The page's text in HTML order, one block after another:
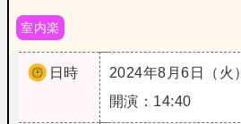
室内楽
日時
2024年8月6日（火）
開演：14:40